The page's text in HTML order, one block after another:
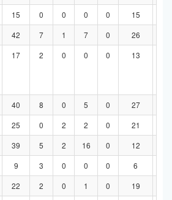
15 0 0 0 0 15
42 7 1 7 0 26
17 2 0 0 0 13
40 8 0 5 0 27
25 0 2 2 0 21
39 5 2 16 0 12
9 3 0 0 0 6
22 2 0 1 0 19